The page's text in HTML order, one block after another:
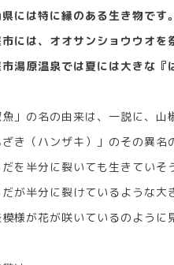
には特に縁のある生き物です。
には、オオサンショウウオを
湯原温泉では夏には大きな『
魚」の名の由来は、一説に、
ざき（ハンザキ）」のその異名
だを半分に裂いても生きていそ
だが半分に裂けているような大
模様が花が咲いているのよう